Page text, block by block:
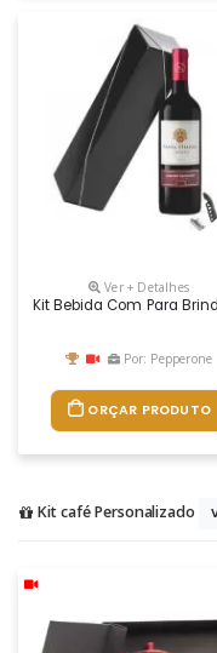
Ver + Detalhes
Kit Bebida Com Para
Por: Pepperone
ORÇAR PRODUTO
Kit café Personalizado